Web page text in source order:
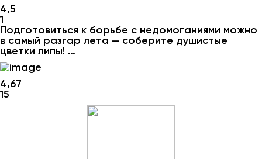
4,5
1
Подготовиться к борьбе с недомоганиями можно
в самый разгар лета — соберите душистые
цветки липы! …
4,67
15